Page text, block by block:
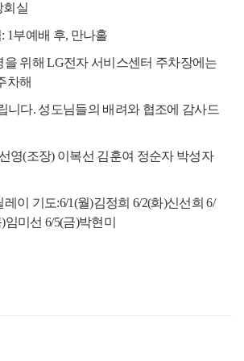
회실
: 1부예배 후, 만나홀
을 위해LG전자 서비스센터 주차장에는
차해
니다. 성도님들의 배려와 협조에 감사드
영(조장) 이복선 김훈여 정순자 박성자
레이 기도:6/1(월)김정희6/2(화)신선희6/
)임미선6/5(금)박현미